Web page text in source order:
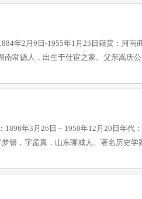
年2月9日-1955年1月23日籍贯：河
南常德人，出生于仕宦之家。父亲嵩庆
1896年3月26日－1950年12月20日年
簪，字孟真，山东聊城人。著名历史